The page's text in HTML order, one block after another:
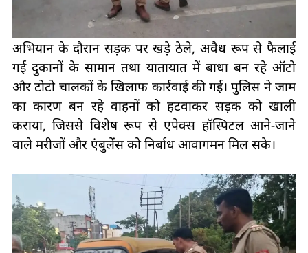
अभियान के दौरान सड़क पर खड़े ठेले, अवैध रूप से फैलाई
गई दुकानों के सामान तथा यातायात में बाधा बन रहे ऑटो
और टोटो चालकों के खिलाफ कार्रवाई की गई। पुलिस ने जाम
का कारण बन रहे वाहनों को हटवाकर सड़क को खाली
कराया, जिससे विशेष रूप से एपेक्स हॉस्पिटल आने-जाने
वाले मरीजों और एंबुलेंस को निर्बाध आवागमन मिल सके।